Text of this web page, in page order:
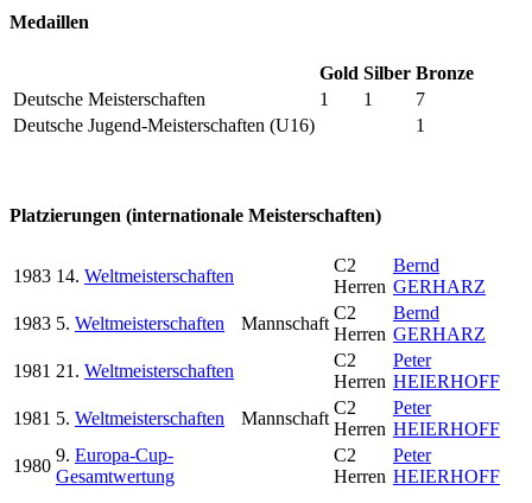
Medaillen
Gold Silber Bronze
Deutsche Meisterschaften
1 1
7
Deutsche Jugend-Meisterschaften (U16)
1
Platzierungen (internationale Meisterschaften)
1983 14. Weltmeisterschaften
C2
Herren
Bernd
GERHARZ
1983 5. Weltmeisterschaften Mannschaft
C2
Herren
Bernd
GERHARZ
1981 21. Weltmeisterschaften
C2
Herren
Peter
HEIERHOFF
1981 5. Weltmeisterschaften Mannschaft
C2
Herren
Peter
HEIERHOFF
1980
9. Europa-Cup-
Gesamtwertung
C2
Herren
Peter
HEIERHOFF